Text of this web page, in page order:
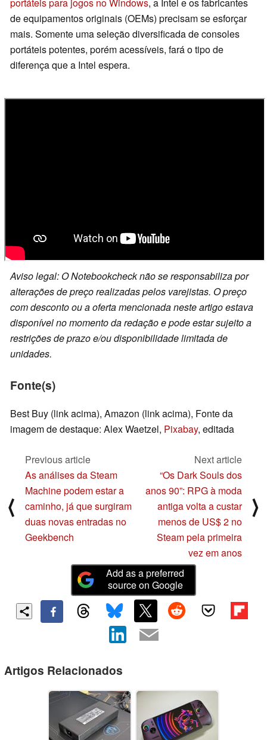
de equipamentos originais (OEMs) precisam se esforçar
mais. Somente uma seleção diversificada de consoles
portáteis potentes, porém acessíveis, fará o tipo de
diferença que a Intel espera.
Aviso legal: O Notebookcheck não se responsabiliza por
alterações de preço realizadas pelos varejistas. O preço
com desconto ou a oferta mencionada neste artigo estava
disponível no momento da redação e pode estar sujeito a
restrições de prazo e/ou disponibilidade limitada de
unidades.
Fonte(s)
Best Buy (link acima), Amazon (link acima), Fonte da
imagem de destaque: Alex Waetzel, Pixabay, editada
⟨
Previous article
As análises da Steam
Machine podem estar a
caminho, já que surgiram
duas novas entradas no
Geekbench
Next article
“Os Dark Souls dos
anos 90”: RPG à moda
antiga volta a custar
menos de US$ 2 no
Steam pela primeira
vez em anos
⟩
Add as a preferred
source on Google
Artigos Relacionados